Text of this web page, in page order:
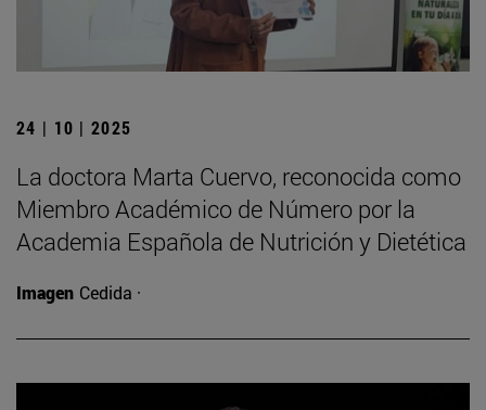
24 | 10 | 2025
La doctora Marta Cuervo, reconocida como
Miembro Académico de Número por la
Academia Española de Nutrición y Dietética
Imagen Cedida ·